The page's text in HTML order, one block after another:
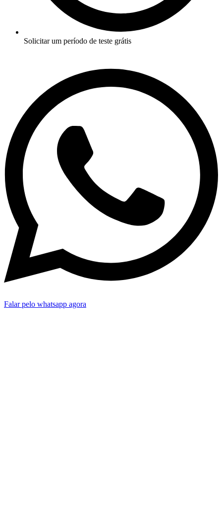
Solicitar um período de teste grátis
Falar pelo whatsapp agora